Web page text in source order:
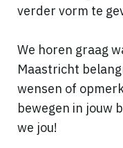
verder vorm te
We horen graag
Maastricht
wensen of
bewegen in jouw
we jou!